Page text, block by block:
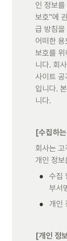
인 정보
보호"에
급 방침
어떠한
보호를 위
니다. 회
사이트
입니다.
니다.
[수집하
회사는
개인 정
•
수집
부서
• 개인
[개인 정